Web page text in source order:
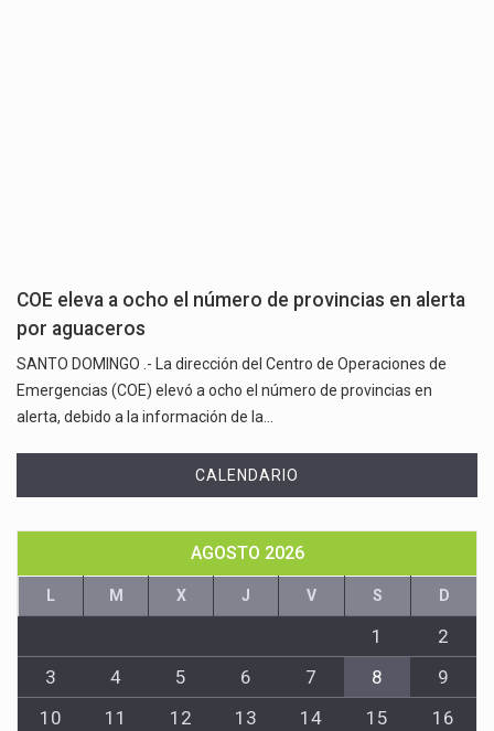
COE eleva a ocho el número de provincias en alerta
por aguaceros
SANTO DOMINGO .- La dirección del Centro de Operaciones de
Emergencias (COE) elevó a ocho el número de provincias en
alerta, debido a la información de la…
CALENDARIO
AGOSTO 2026
L M X J V S D
1
2
3
4 5 6 7 8
9
10
11 12 13 14 15
16